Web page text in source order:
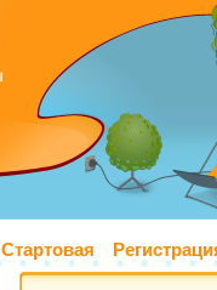
Стартовая